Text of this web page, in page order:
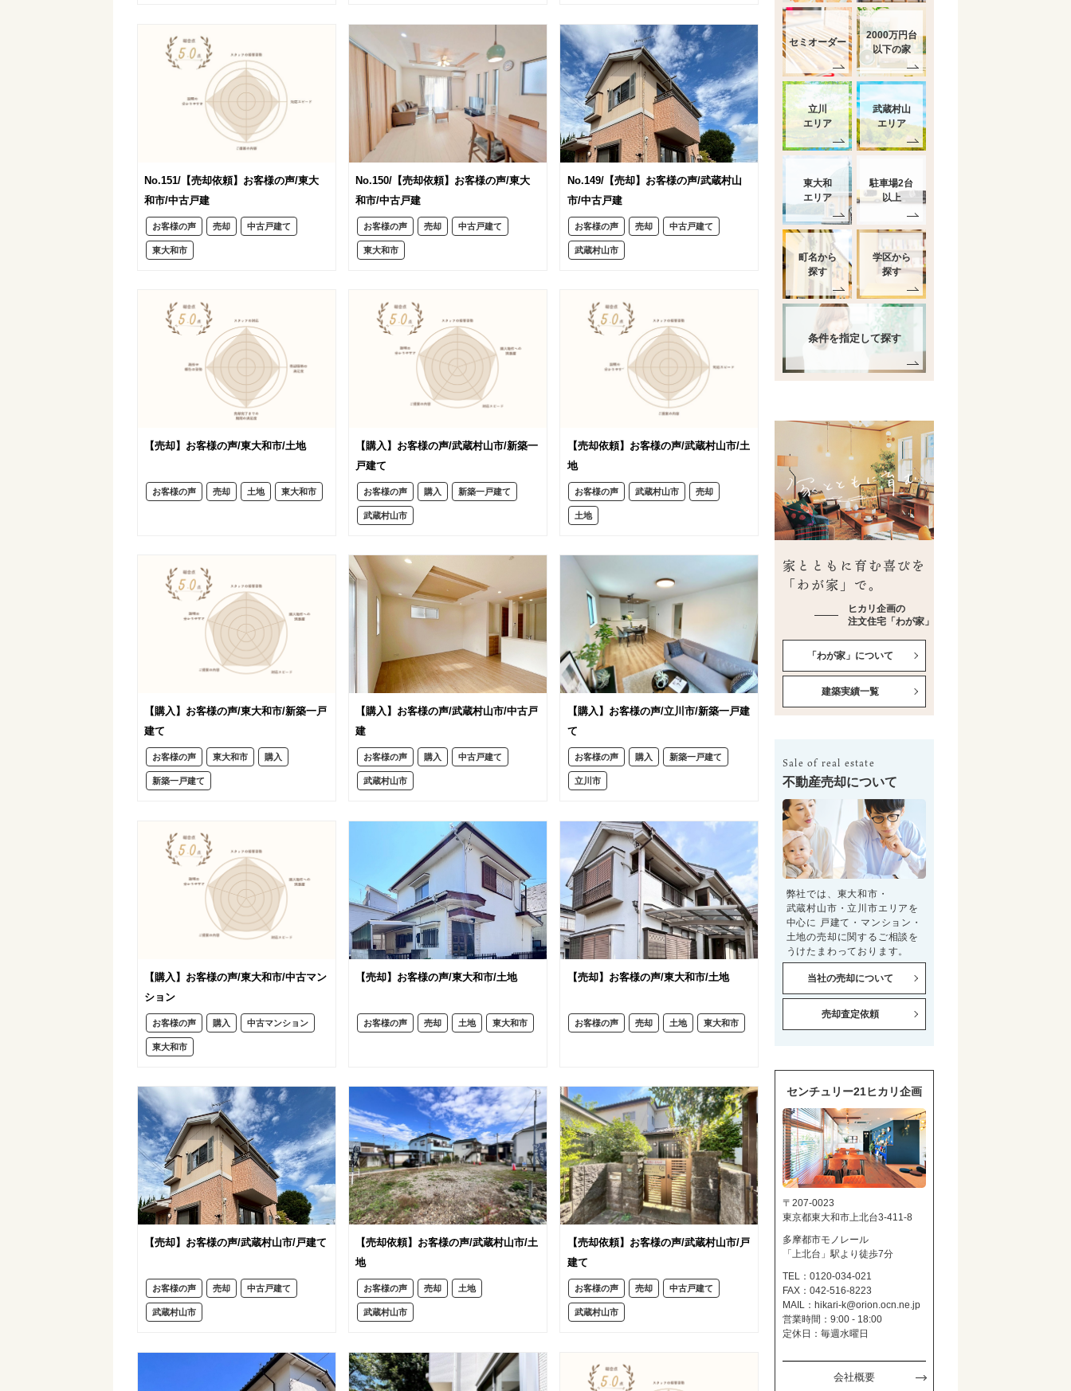
No.151/【売却依頼】お客様の声/東大
和市/中古戸建
お客様の声 売却 中古戸建て
東大和市
No.150/【売却依頼】お客様の声/東大
和市/中古戸建
お客様の声 売却 中古戸建て
東大和市
No.149/【売却】お客様の声/武蔵村山
市/中古戸建
お客様の声 売却 中古戸建て
武蔵村山市
【売却】お客様の声/東大和市/土地
お客様の声 売却 土地 東大和市
【購入】お客様の声/武蔵村山市/新築一
戸建て
お客様の声 購入 新築一戸建て
武蔵村山市
【売却依頼】お客様の声/武蔵村山市/土
地
お客様の声 武蔵村山市 売却
土地
【購入】お客様の声/東大和市/新築一戸
建て
お客様の声 東大和市 購入
新築一戸建て
【購入】お客様の声/武蔵村山市/中古戸
建
お客様の声 購入 中古戸建て
武蔵村山市
【購入】お客様の声/立川市/新築一戸建
て
お客様の声 購入 新築一戸建て
立川市
【購入】お客様の声/東大和市/中古マン
ション
お客様の声 購入 中古マンション
東大和市
【売却】お客様の声/東大和市/土地
お客様の声 売却 土地 東大和市
【売却】お客様の声/東大和市/土地
お客様の声 売却 土地 東大和市
【売却】お客様の声/武蔵村山市/戸建て
お客様の声 売却 中古戸建て
武蔵村山市
【売却依頼】お客様の声/武蔵村山市/土
地
お客様の声 売却 土地
武蔵村山市
【売却依頼】お客様の声/武蔵村山市/戸
建て
お客様の声 売却 中古戸建て
武蔵村山市
セミオーダー
2000万円台
以下の家
立川
エリア
武蔵村山
エリア
東大和
エリア
駐車場2台
以上
町名から
探す
学区から
探す
条件を指定して探す
家とともに育む喜びを
「わが家」で。
ヒカリ企画の
注文住宅「わが家」
「わが家」について
建築実績一覧
Sale of real estate
不動産売却について
弊社では、東大和市・
武蔵村山市・立川市エリアを
中心に 戸建て・マンション・
土地の売却に関するご相談を
うけたまわっております。
当社の売却について
売却査定依頼
センチュリー21ヒカリ企画
〒207-0023
東京都東大和市上北台3-411-8
多摩都市モノレール
「上北台」駅より徒歩7分
TEL：0120-034-021
FAX：042-516-8223
MAIL： hikari-k@orion.ocn.ne.jp
営業時間：9:00 - 18:00
定休日：毎週水曜日
会社概要